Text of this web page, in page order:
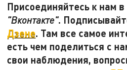
Присоединяйтесь к нам в
"Вконтакте".
Дзене. Там все самое
есть чем поделиться с
свои наблюдения,